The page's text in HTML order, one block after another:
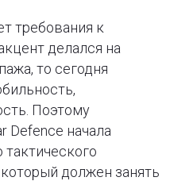
требования к
делался на
то сегодня
Поэтому
Defence начала
тактического
должен занять